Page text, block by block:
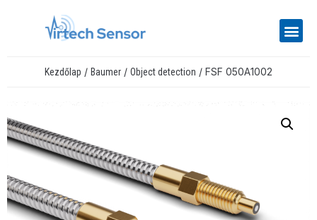
Kezdőlap / Baumer / Object detection / FSF 050A1002